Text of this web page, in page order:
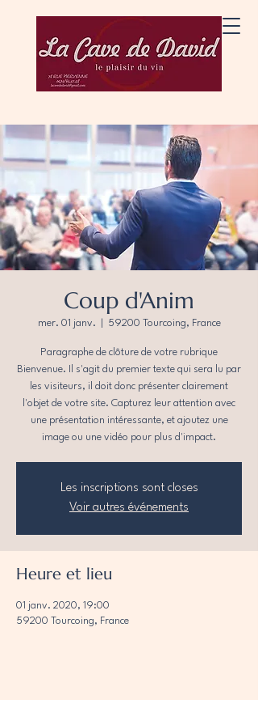
Coup d'Anim
mer. 01 janv. 59200 Tourcoing, France
Paragraphe de clôture de votre rubrique
Bienvenue. Il s'agit du premier texte qui sera lu par
les visiteurs, il doit donc présenter clairement
l'objet de votre site. Capturez leur attention avec
une présentation intéressante, et ajoutez une
image ou une vidéo pour plus d'impact.
Les inscriptions sont closes
Voir autres événements
Heure et lieu
01 janv. 2020, 19:00
59200 Tourcoing, France